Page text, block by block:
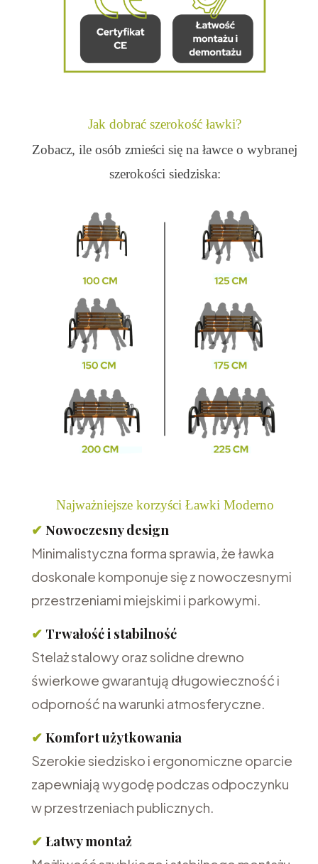
Jak dobrać szerokość ławki?
Zobacz, ile osób zmieści się na ławce o wybranej
szerokości siedziska:
Najważniejsze korzyści Ławki Moderno
✔ Nowoczesny design
Minimalistyczna forma sprawia, że ławka
doskonale komponuje się z nowoczesnymi
przestrzeniami miejskimi i parkowymi.
✔ Trwałość i stabilność
Stelaż stalowy oraz solidne drewno
świerkowe gwarantują długowieczność i
odporność na warunki atmosferyczne.
✔ Komfort użytkowania
Szerokie siedzisko i ergonomiczne oparcie
zapewniają wygodę podczas odpoczynku
w przestrzeniach publicznych.
✔ Łatwy montaż